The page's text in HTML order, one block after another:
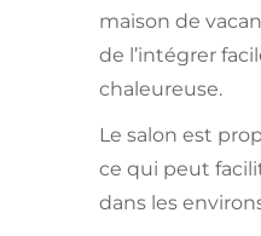
maison de
de l’intégrer
chaleureuse.
Le salon est
ce qui peut
dans les